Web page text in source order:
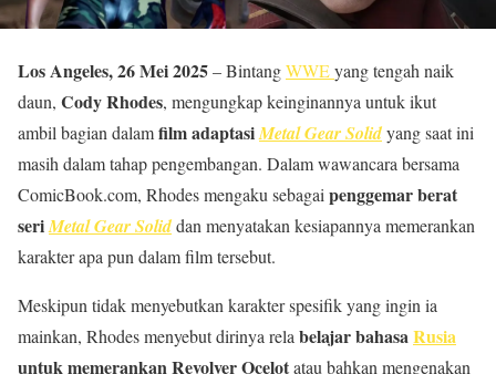
Los Angeles, 26 Mei 2025– BintangWWEyang tengah naik
daun, Cody Rhodes, mengungkap keinginannya untuk ikut
ambil bagian dalamfilm adaptasiMetal Gear Solidyang saat ini
masih dalam tahap pengembangan. Dalam wawancara bersama
ComicBook.com, Rhodes mengaku sebagai penggemar berat
seriMetal Gear Soliddan menyatakan kesiapannya memerankan
karakter apa pun dalam film tersebut.
Meskipun tidak menyebutkan karakter spesifik yang ingin ia
mainkan, Rhodes menyebut dirinya rela belajar bahasaRusia
untuk memerankan Revolver Ocelotatau bahkan mengenakan